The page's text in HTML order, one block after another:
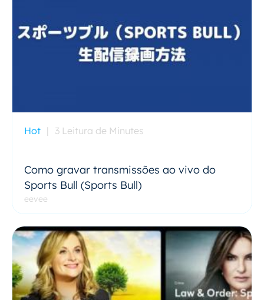
Hot | 3 Leitura de Minutes
Como gravar transmissões ao vivo do
Sports Bull (Sports Bull)
eevee